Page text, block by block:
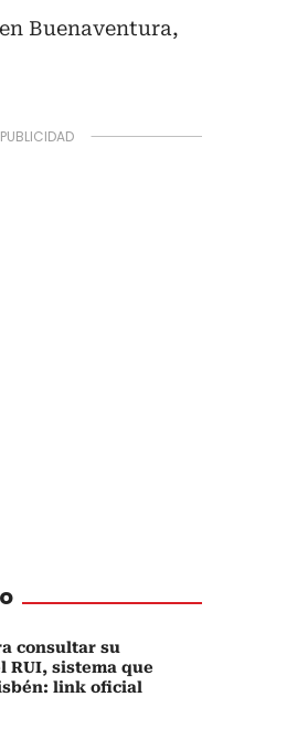
Buenaventura,
consultar su
RUI, sistema que
link oficial